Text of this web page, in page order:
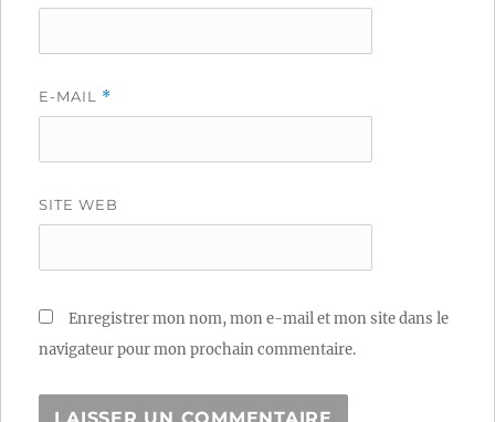
E-MAIL *
SITE WEB
Enregistrer mon nom, mon e-mail et mon site dans le
navigateur pour mon prochain commentaire.